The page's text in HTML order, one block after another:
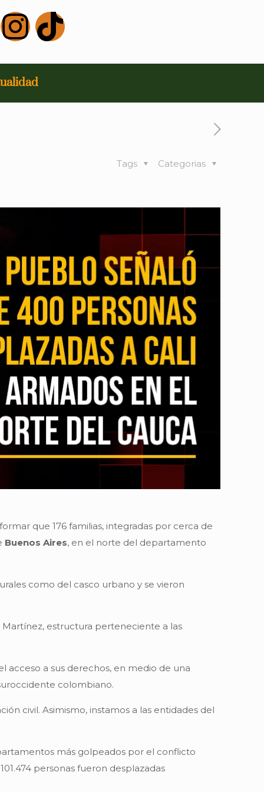
Categorias
Tags
que 176 familias, integradas por cerca de
Buenos Aires, en el norte del departamento
como del casco urbano y se vieron
estructura perteneciente a las
acceso a sus derechos, en medio de una
colombiano.
civil. Asimismo, instamos a las entidades del
más golpeados por el conflicto
personas fueron desplazadas